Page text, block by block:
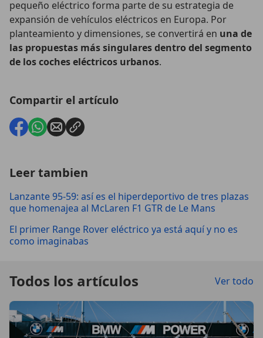
pequeño eléctrico forma parte de su estrategia de
expansión de vehículos eléctricos en Europa. Por
planteamiento y dimensiones, se convertirá en una de
las propuestas más singulares dentro del segmento
de los coches eléctricos urbanos.
Compartir el artículo
Leer tambien
Lanzante 95-59: así es el hiperdeportivo de tres plazas
que homenajea al McLaren F1 GTR de Le Mans
El primer Range Rover eléctrico ya está aquí y no es
como imaginabas
Todos los artículos Ver todo